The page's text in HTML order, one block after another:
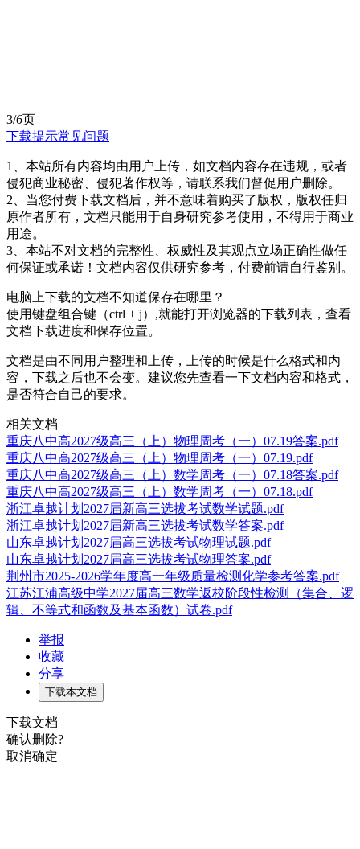
3/6页
下载提示常见问题
1、本站所有内容均由用户上传，如文档内容存在违规，或者
侵犯商业秘密、侵犯著作权等，请联系我们督促用户删除。
2、当您付费下载文档后，并不意味着购买了版权，版权任归
原作者所有，文档只能用于自身研究参考使用，不得用于商业
用途。
3、本站不对文档的完整性、权威性及其观点立场正确性做任
何保证或承诺！文档内容仅供研究参考，付费前请自行鉴别。
电脑上下载的文档不知道保存在哪里？
使用键盘组合键（ctrl + j）,就能打开浏览器的下载列表，查看
文档下载进度和保存位置。
文档是由不同用户整理和上传，上传的时候是什么格式和内
容，下载之后也不会变。建议您先查看一下文档内容和格式，
是否符合自己的要求。
相关文档
重庆八中高2027级高三（上）物理周考（一）07.19答案.pdf
重庆八中高2027级高三（上）物理周考（一）07.19.pdf
重庆八中高2027级高三（上）数学周考（一）07.18答案.pdf
重庆八中高2027级高三（上）数学周考（一）07.18.pdf
浙江卓越计划2027届新高三选拔考试数学试题.pdf
浙江卓越计划2027届新高三选拔考试数学答案.pdf
山东卓越计划2027届高三选拔考试物理试题.pdf
山东卓越计划2027届高三选拔考试物理答案.pdf
荆州市2025-2026学年度高一年级质量检测化学参考答案.pdf
江苏江浦高级中学2027届高三数学返校阶段性检测（集合、逻
辑、不等式和函数及基本函数）试卷.pdf
举报
收藏
分享
下载本文档
下载文档
确认删除?
取消确定